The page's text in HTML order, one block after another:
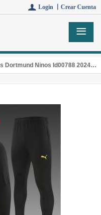
Login 丨 Crear Cuenta
Ninos Id00788 2024/2025